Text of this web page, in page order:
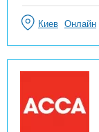
Киев Онлайн